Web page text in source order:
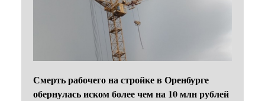
Смерть рабочего на стройке в Оренбурге
обернулась иском более чем на 10 млн рублей